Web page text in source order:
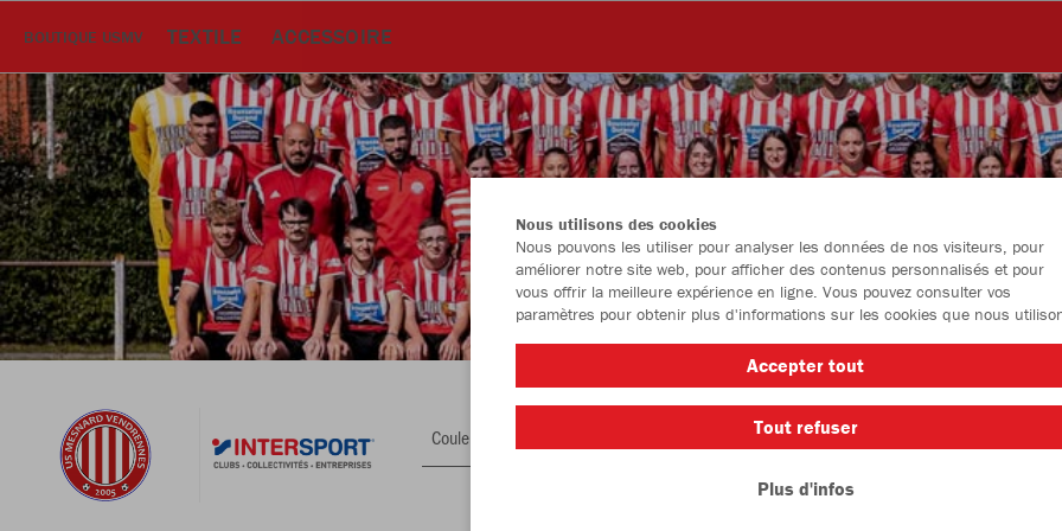
BOUTIQUE USMV TEXTILE ACCESSOIRE
Couleur
Nous utilisons des cookies
Nous pouvons les utiliser pour analyser les données de nos visiteurs, pour
améliorer notre site web, pour afficher des contenus personnalisés et pour
vous offrir la meilleure expérience en ligne. Vous pouvez consulter vos
paramètres pour obtenir plus d'informations sur les cookies que nous
Accepter tout
Tout refuser
Plus d'infos